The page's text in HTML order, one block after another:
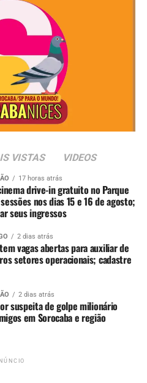
estavam chaves de fenda,
musical, estante de
plugs de cabos, fita
danificado.
encaminhado ao Plantão
onde foi indiciado por furto
de obstáculo,
I, do Código Penal. Ele
da Justiça.
VISTAS VIDEOS
17 horas atrás
drive-in gratuito no Parque
nos dias 15 e 16 de agosto;
seus ingressos
2 dias atrás
vagas abertas para auxiliar de
setores operacionais; cadastre
2 dias atrás
suspeita de golpe milionário
em Sorocaba e região